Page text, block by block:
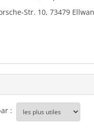
Str. 10, 73479
: